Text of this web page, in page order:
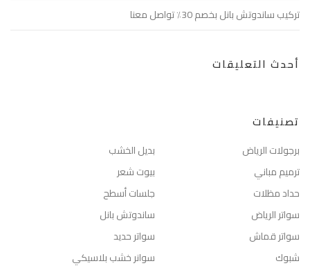
تركيب ساندوتش بانل بخصم 30٪ تواصل معنا
أحدث التعليقات
تصنيفات
بديل الخشب
برجولات الرياض
بيوت شعر
ترميم مباني
جلسات أسطح
حداد مظلات
ساندوتش بانل
سواتر الرياض
سواتر حديد
سواتر قماش
سوانر خشب بلاسيكي
شبوك